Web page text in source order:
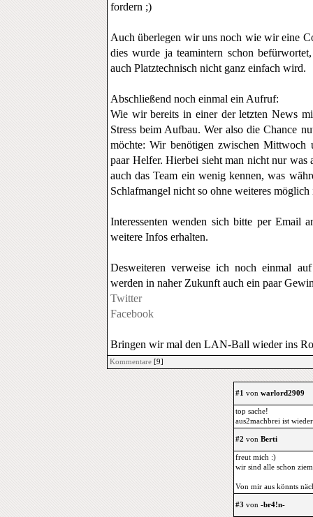
fordern ;)
Auch überlegen wir uns noch wie wir eine
dies wurde ja teamintern schon
auch Platztechnisch nicht ganz einfach wird.
Abschließend noch einmal ein Aufruf:
Wie wir bereits in einer der letzten News
Stress beim Aufbau. Wer also die Chance
möchte: Wir benötigen zwischen
paar Helfer. Hierbei sieht man nicht nur
auch das Team ein wenig kennen, was
Schlafmangel nicht so ohne weiteres möglich
Interessenten wenden sich bitte per Email
weitere Infos erhalten.
Desweiteren verweise ich noch einmal
werden in naher Zukunft auch ein paar
Twitter
Facebook
Bringen wir mal den LAN-Ball wieder ins
Kommentare [9]
#1 von warlord2909
top sache!
aus2machbrei ist
#2 von Berti
freut mich :)
wir sind alle schon
Von mir aus könnts
#3 von -br4!n-